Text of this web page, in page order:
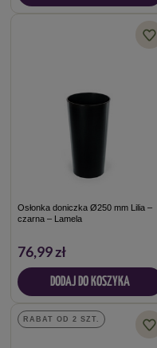
Osłonka doniczka Ø250 mm Lilia –
czarna – Lamela
76,99 zł
DODAJ DO KOSZYKA
RABAT OD 2 SZT.